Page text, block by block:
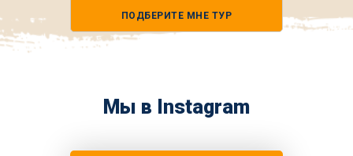
ПОДБЕРИТЕ МНЕ ТУР
Мы в Instagram